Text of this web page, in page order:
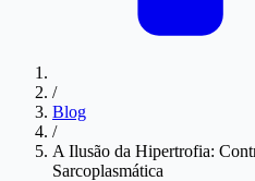
/
Blog
/
A Ilusão da Hipertrofia:
Sarcoplasmática